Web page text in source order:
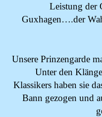
Leistung der
Guxhagen….der
Unsere Prinzengarde
Unter den
Klassikers haben sie
Bann gezogen und